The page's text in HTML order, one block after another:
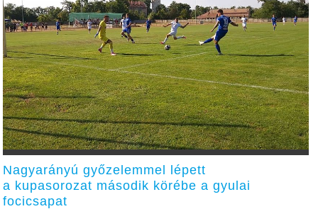
Nagyarányú győzelemmel lépett
a kupasorozat második körébe a gyulai
focicsapat